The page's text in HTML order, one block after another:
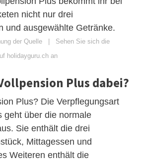
nicht nur drei
und ausgewählte Getränke.
der Quelle | Sehen Sie sich die
holidayguru.ch an
Plus dabei?
Plus? Die Verpflegungsart
geht über die normale
Sie enthält die drei
Mittagessen und
Weiteren enthält die